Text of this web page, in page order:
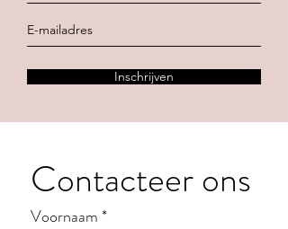
Inschrijven
Contacteer ons
Voornaam*